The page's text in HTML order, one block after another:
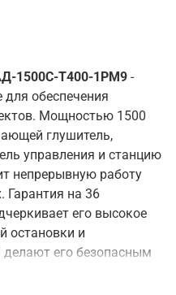
1500С-Т400-1РМ9 -
обеспечения
Мощностью 1500
глушитель,
управления и станцию
непрерывную работу
Гарантия на 36
его высокое
остановки и
делают его безопасным